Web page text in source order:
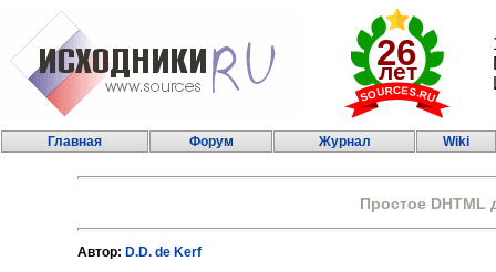
Главная Форум Журнал Wiki
Простое DHTML
Автор: D.D. de Kerf